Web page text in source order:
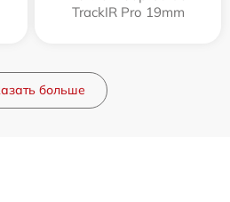
TrackIR Pro 19mm
больше